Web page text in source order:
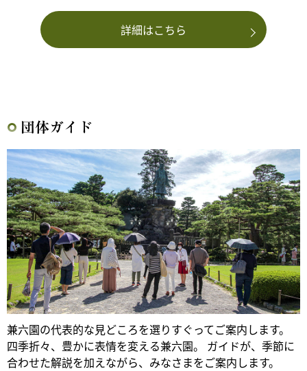
詳細はこちら
団体ガイド
兼六園の代表的な見どころを選りすぐってご案内します。
四季折々、豊かに表情を変える兼六園。 ガイドが、季節に
合わせた解説を加えながら、みなさまをご案内します。